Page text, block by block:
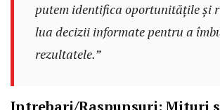
putem identifica oportunitățile și
lua decizii informate pentru a
rezultatele.”
Intrebari/Raspunsuri: Mituri